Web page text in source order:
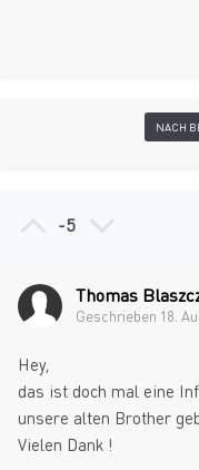
NACH
-5
Thomas
Geschrieben 18.
Hey,
das ist doch mal eine
unsere alten Brother
Vielen Dank !